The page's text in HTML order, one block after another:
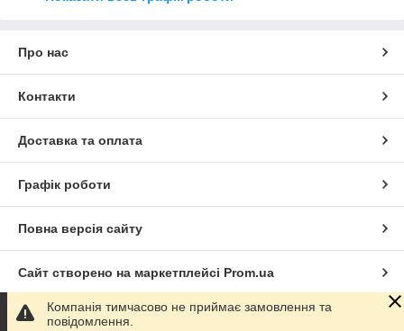
Про нас
Контакти
Доставка та оплата
Графік роботи
Повна версія сайту
Сайт створено на маркетплейсі Prom.ua
Політика конфіденційності
Компанія тимчасово не приймає замовлення та
повідомлення.